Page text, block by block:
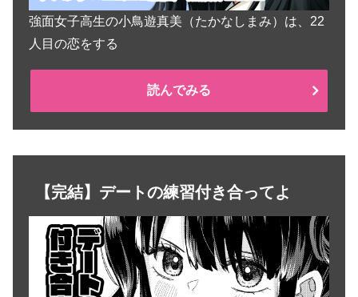
強面女子高生の小鳥遊真美（たかなしまみ）は、22
人目の恋をする
読んでみる
【完結】デートの練習付き合ってよ